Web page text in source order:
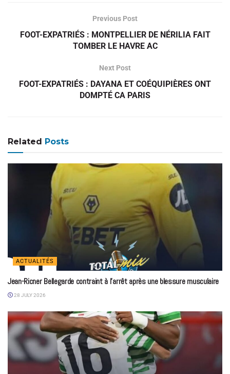
Previous Post
FOOT-EXPATRIÉS : MONTPELLIER DE NÉRILIA FAIT
TOMBER LE HAVRE AC
Next Post
FOOT-EXPATRIÉS : DAYANA ET COÉQUIPIÈRES ONT
DOMPTÉ CA PARIS
Related Posts
ACTUALITÉS
Jean-Ricner Bellegarde contraint à l’arrêt après une blessure musculaire
28 JULY 2026